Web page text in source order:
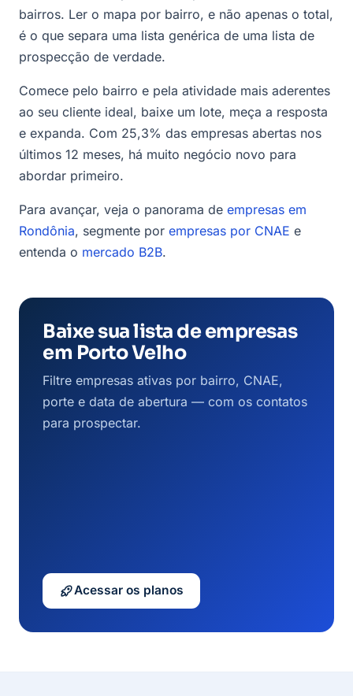
bairros. Ler o mapa por bairro, e não apenas o total,
é o que separa uma lista genérica de uma lista de
prospecção de verdade.
Comece pelo bairro e pela atividade mais aderentes
ao seu cliente ideal, baixe um lote, meça a resposta
e expanda. Com 25,3% das empresas abertas nos
últimos 12 meses, há muito negócio novo para
abordar primeiro.
Para avançar, veja o panorama de empresas em
Rondônia, segmente por empresas por CNAE e
entenda o mercado B2B.
Baixe sua lista de empresas
em Porto Velho
Filtre empresas ativas por bairro, CNAE,
porte e data de abertura — com os contatos
para prospectar.
Acessar os planos